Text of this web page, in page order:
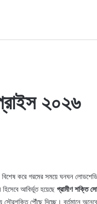
২০২৬
করে গরমের সময়ে ঘনঘন
আবির্ভূত হয়েছে গ্রামীণ শক্তি
সৌরশক্তি পৌঁছে দিচ্ছে। বর্তমানে